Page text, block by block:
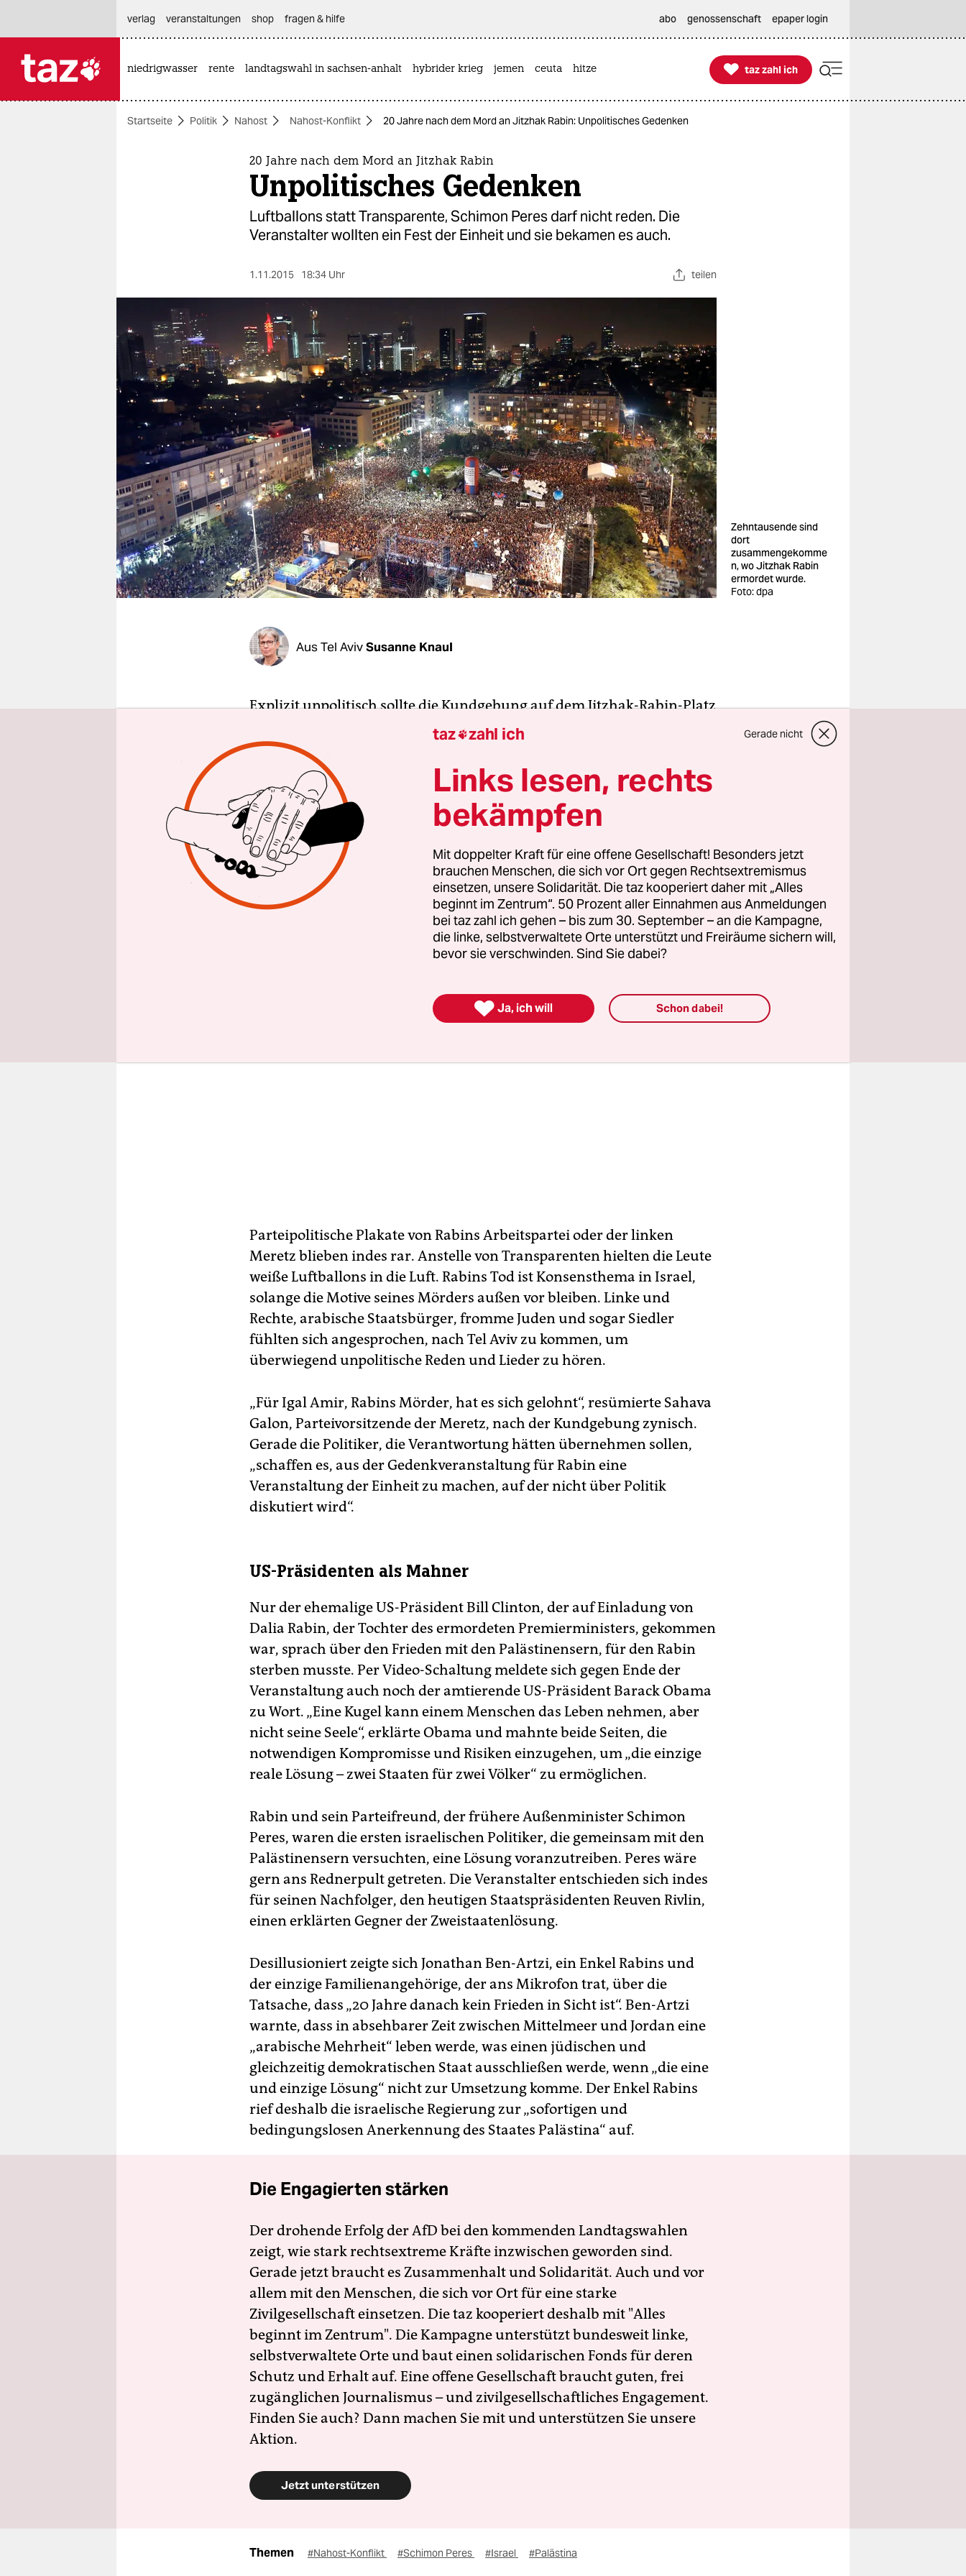
themen
berlin
nord
wahrheit
verlag
verlag
veranstaltungen
shop
fragen & hilfe
unterstützen
abo
verlag
veranstaltungen shop fragen & hilfe abo genossenschaft epaper login
niedrigwasser rente landtagswahl in sachsen-anhalt hybrider krieg jemen ceuta hitze 
taz zahl ich
taz zahl ich
Startseite Politik Nahost Nahost-Konflikt 20 Jahre nach dem Mord an Jitzhak Rabin: Unpolitisches Gedenken
20 Jahre nach dem Mord an Jitzhak Rabin
Unpolitisches Gedenken
Luftballons statt Transparente, Schimon Peres darf nicht reden. Die
Veranstalter wollten ein Fest der Einheit und sie bekamen es auch.
1.11.2015 18:34 Uhr teilen
Zehntausende sind
dort
zusammengekomme
n, wo Jitzhak Rabin
ermordet wurde.
Foto: dpa
Aus Tel AvivSusanne Knaul
Explizit unpolitisch sollte die Kundgebung auf dem Jitzhak-Rabin-Platz
sein, so verlangten es die Veranstalter. Rund 100.000 Israelis
versammelten sich am Samstagsabend in Tel Aviv, um des vor 20
Jahren ermordeten Regierungschefs zu gedenken.
Rabin starb durch die Hand des jüdischen Extremisten Igal Amir.
Dieser Mord sollte „dem ganzen Volk“ eine Mahnung sein, erklärte
Barak Sela, einer der Organisatoren der Kundgebung, am Sonntag auf
telefonische Anfrage. „Nicht die Pistole darf über Meinungsdifferenzen
entscheiden, sondern Demokratie und freie Wahlen.“ Eine breite
Koalition israelischer Jugendbewegungen übernahm die Organisation
in Zusammenarbeit mit dem Jitzhak-Rabin-Zentrum in Tel Aviv.
Parteipolitische Plakate von Rabins Arbeitspartei oder der linken
Meretz blieben indes rar. Anstelle von Transparenten hielten die Leute
weiße Luftballons in die Luft. Rabins Tod ist Konsensthema in Israel,
solange die Motive seines Mörders außen vor bleiben. Linke und
Rechte, arabische Staatsbürger, fromme Juden und sogar Siedler
fühlten sich angesprochen, nach Tel Aviv zu kommen, um
überwiegend unpolitische Reden und Lieder zu hören.
„Für Igal Amir, Rabins Mörder, hat es sich gelohnt“, resümierte Sahava
Galon, Parteivorsitzende der Meretz, nach der Kundgebung zynisch.
Gerade die Politiker, die Verantwortung hätten übernehmen sollen,
„schaffen es, aus der Gedenkveranstaltung für Rabin eine
Veranstaltung der Einheit zu machen, auf der nicht über Politik
diskutiert wird“.
US-Präsidenten als Mahner
Nur der ehemalige US-Präsident Bill Clinton, der auf Einladung von
Dalia Rabin, der Tochter des ermordeten Premierministers, gekommen
war, sprach über den Frieden mit den Palästinensern, für den Rabin
sterben musste. Per Video-Schaltung meldete sich gegen Ende der
Veranstaltung auch noch der amtierende US-Präsident Barack Obama
zu Wort. „Eine Kugel kann einem Menschen das Leben nehmen, aber
nicht seine Seele“, erklärte Obama und mahnte beide Seiten, die
notwendigen Kompromisse und Risiken einzugehen, um „die einzige
reale Lösung – zwei Staaten für zwei Völker“ zu ermöglichen.
Rabin und sein Parteifreund, der frühere Außenminister Schimon
Peres, waren die ersten israelischen Politiker, die gemeinsam mit den
Palästinensern versuchten, eine Lösung voranzutreiben. Peres wäre
gern ans Rednerpult getreten. Die Veranstalter entschieden sich indes
für seinen Nachfolger, den heutigen Staatspräsidenten Reuven Rivlin,
einen erklärten Gegner der Zweistaatenlösung.
Desillusioniert zeigte sich Jonathan Ben-Artzi, ein Enkel Rabins und
der einzige Familienangehörige, der ans Mikrofon trat, über die
Tatsache, dass „20 Jahre danach kein Frieden in Sicht ist“. Ben-Artzi
warnte, dass in absehbarer Zeit zwischen Mittelmeer und Jordan eine
„arabische Mehrheit“ leben werde, was einen jüdischen und
gleichzeitig demokratischen Staat ausschließen werde, wenn „die eine
und einzige Lösung“ nicht zur Umsetzung komme. Der Enkel Rabins
rief deshalb die israelische Regierung zur „sofortigen und
bedingungslosen Anerkennung des Staates Palästina“ auf.
Die Engagierten stärken
Der drohende Erfolg der AfD bei den kommenden Landtagswahlen
zeigt, wie stark rechtsextreme Kräfte inzwischen geworden sind.
Gerade jetzt braucht es Zusammenhalt und Solidarität. Auch und vor
allem mit den Menschen, die sich vor Ort für eine starke
Zivilgesellschaft einsetzen. Die taz kooperiert deshalb mit "Alles
beginnt im Zentrum". Die Kampagne unterstützt bundesweit linke,
selbstverwaltete Orte und baut einen solidarischen Fonds für deren
Schutz und Erhalt auf. Eine offene Gesellschaft braucht guten, frei
zugänglichen Journalismus – und zivilgesellschaftliches Engagement.
Finden Sie auch? Dann machen Sie mit und unterstützen Sie unsere
Aktion.
Jetzt unterstützen
Themen #Nahost-Konflikt #Schimon Peres #Israel #Palästina
taz zahl ich Gerade nicht
Links lesen, rechts
bekämpfen
Mit doppelter Kraft für eine offene Gesellschaft! Besonders jetzt
brauchen Menschen, die sich vor Ort gegen Rechtsextremismus
einsetzen, unsere Solidarität. Die taz kooperiert daher mit „Alles
beginnt im Zentrum“. 50 Prozent aller Einnahmen aus Anmeldungen
bei taz zahl ich gehen – bis zum 30. September – an die Kampagne,
die linke, selbstverwaltete Orte unterstützt und Freiräume sichern will,
bevor sie verschwinden. Sind Sie dabei?
 Ja, ich will Schon dabei!